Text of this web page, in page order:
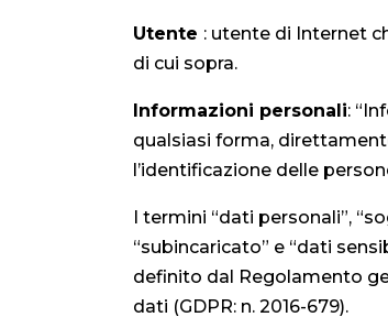
Utente : utente di Internet
di cui sopra.
Informazioni personali:
qualsiasi forma,
l’identificazione delle
I termini “dati personali”,
“subincaricato” e “dati
definito dal Regolamento
dati (GDPR: n. 2016-679).